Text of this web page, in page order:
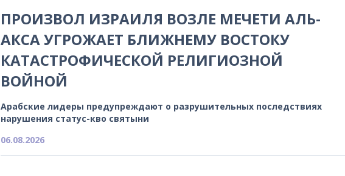
ПРОИЗВОЛ ИЗРАИЛЯ ВОЗЛЕ МЕЧЕТИ АЛЬ-
АКСА УГРОЖАЕТ БЛИЖНЕМУ ВОСТОКУ
КАТАСТРОФИЧЕСКОЙ РЕЛИГИОЗНОЙ
ВОЙНОЙ
Арабские лидеры предупреждают о разрушительных последствиях
нарушения статус-кво святыни
06.08.2026